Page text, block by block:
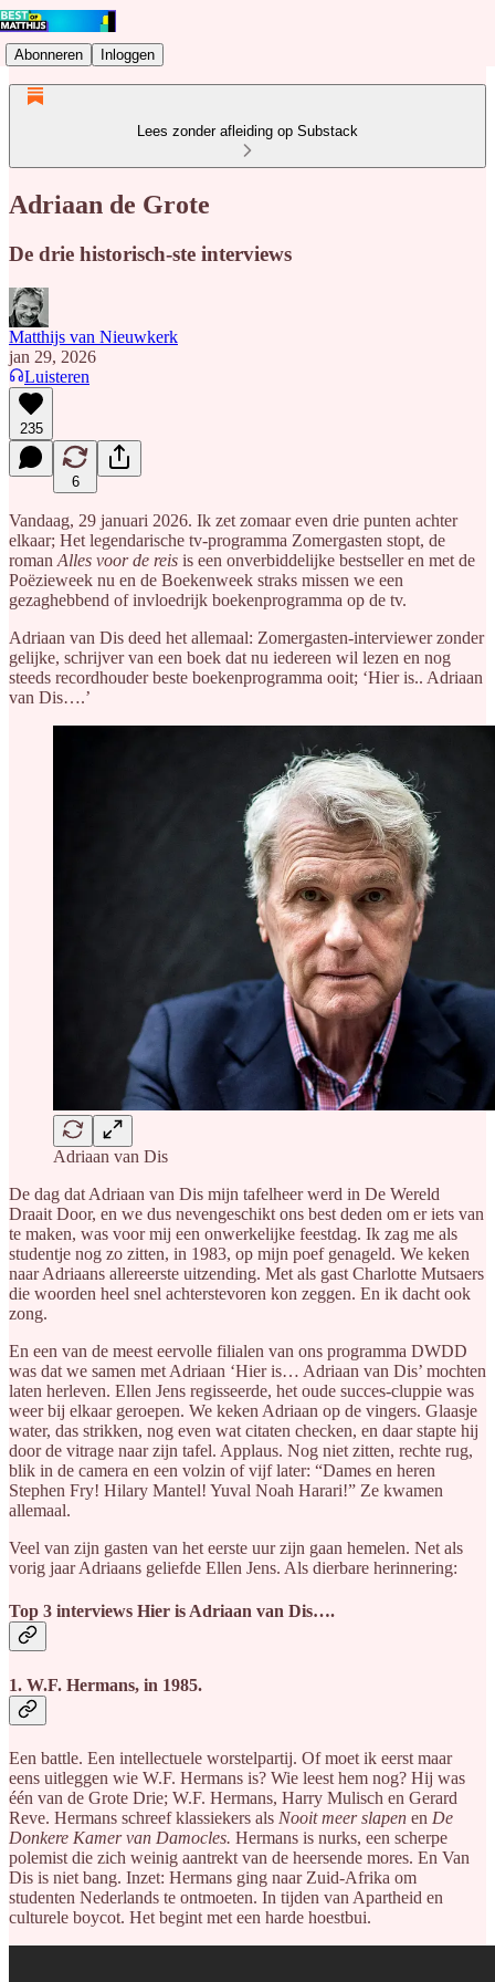
Abonneren Inloggen
Lees zonder afleiding op Substack
Adriaan de Grote
De drie historisch-ste interviews
Matthijs van Nieuwkerk
jan 29, 2026
Luisteren
235
6
Vandaag, 29 januari 2026. Ik zet zomaar even drie punten achter
elkaar; Het legendarische tv-programma Zomergasten stopt, de
roman Alles voor de reis is een onverbiddelijke bestseller en met de
Poëzieweek nu en de Boekenweek straks missen we een
gezaghebbend of invloedrijk boekenprogramma op de tv.
Adriaan van Dis deed het allemaal: Zomergasten-interviewer zonder
gelijke, schrijver van een boek dat nu iedereen wil lezen en nog
steeds recordhouder beste boekenprogramma ooit; ‘Hier is.. Adriaan
van Dis….’
Adriaan van Dis
De dag dat Adriaan van Dis mijn tafelheer werd in De Wereld
Draait Door, en we dus nevengeschikt ons best deden om er iets van
te maken, was voor mij een onwerkelijke feestdag. Ik zag me als
studentje nog zo zitten, in 1983, op mijn poef genageld. We keken
naar Adriaans allereerste uitzending. Met als gast Charlotte Mutsaers
die woorden heel snel achterstevoren kon zeggen. En ik dacht ook
zong.
En een van de meest eervolle filialen van ons programma DWDD
was dat we samen met Adriaan ‘Hier is… Adriaan van Dis’ mochten
laten herleven. Ellen Jens regisseerde, het oude succes-cluppie was
weer bij elkaar geroepen. We keken Adriaan op de vingers. Glaasje
water, das strikken, nog even wat citaten checken, en daar stapte hij
door de vitrage naar zijn tafel. Applaus. Nog niet zitten, rechte rug,
blik in de camera en een volzin of vijf later: “Dames en heren
Stephen Fry! Hilary Mantel! Yuval Noah Harari!” Ze kwamen
allemaal.
Veel van zijn gasten van het eerste uur zijn gaan hemelen. Net als
vorig jaar Adriaans geliefde Ellen Jens. Als dierbare herinnering:
Top 3 interviews Hier is Adriaan van Dis….
1. W.F. Hermans, in 1985.
Een battle. Een intellectuele worstelpartij. Of moet ik eerst maar
eens uitleggen wie W.F. Hermans is? Wie leest hem nog? Hij was
één van de Grote Drie; W.F. Hermans, Harry Mulisch en Gerard
Reve. Hermans schreef klassiekers als Nooit meer slapen en De
Donkere Kamer van Damocles. Hermans is nurks, een scherpe
polemist die zich weinig aantrekt van de heersende mores. En Van
Dis is niet bang. Inzet: Hermans ging naar Zuid-Afrika om
studenten Nederlands te ontmoeten. In tijden van Apartheid en
culturele boycot. Het begint met een harde hoestbui.